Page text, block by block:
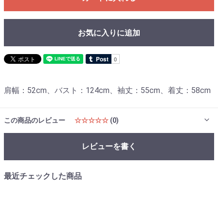
お気に入りに追加
肩幅：52cm、バスト：124cm、袖丈：55cm、着丈：58cm
この商品のレビュー ☆☆☆☆☆ (0)
レビューを書く
最近チェックした商品